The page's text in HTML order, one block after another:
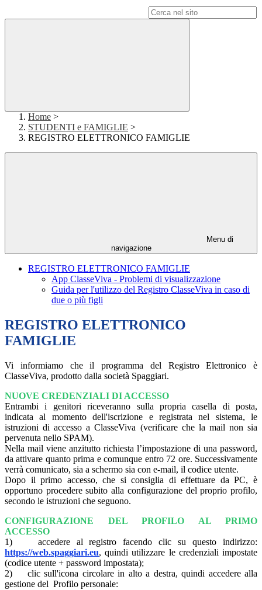
Home >
STUDENTI e FAMIGLIE >
REGISTRO ELETTRONICO FAMIGLIE
Menu di
navigazione
REGISTRO ELETTRONICO FAMIGLIE
App ClasseViva - Problemi di visualizzazione
Guida per l'utilizzo del Registro ClasseViva in caso di
due o più figli
REGISTRO ELETTRONICO
FAMIGLIE
Vi informiamo che il programma del Registro Elettronico è
ClasseViva, prodotto dalla società Spaggiari.
NUOVE CREDENZIALI DI ACCESSO
Entrambi i genitori riceveranno sulla propria casella di posta,
indicata al momento dell'iscrizione e registrata nel sistema, le
istruzioni di accesso a ClasseViva (verificare che la mail non sia
pervenuta nello SPAM).
Nella mail viene anzitutto richiesta l’impostazione di una password,
da attivare quanto prima e comunque entro 72 ore. Successivamente
verrà comunicato, sia a schermo sia con e-mail, il codice utente.
Dopo il primo accesso, che si consiglia di effettuare da PC, è
opportuno procedere subito alla configurazione del proprio profilo,
secondo le istruzioni che seguono.
CONFIGURAZIONE DEL PROFILO AL PRIMO
ACCESSO
1) accedere al registro facendo clic su questo indirizzo:
https://web.spaggiari.eu, quindi utilizzare le credenziali impostate
(codice utente + password impostata);
2) clic sull'icona circolare in alto a destra, quindi accedere alla
gestione del Profilo personale: